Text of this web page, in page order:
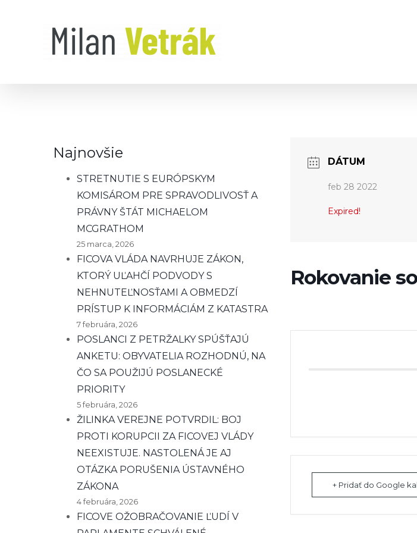
Najnovšie
STRETNUTIE S EURÓPSKYM
KOMISÁROM PRE SPRAVODLIVOSŤ A
PRÁVNY ŠTÁT MICHAELOM
MCGRATHOM
25 marca, 2026
FICOVA VLÁDA NAVRHUJE ZÁKON,
KTORÝ UĽAHČÍ PODVODY S
NEHNUTEĽNOSŤAMI A OBMEDZÍ
PRÍSTUP K INFORMÁCIÁM Z KATASTRA
7 februára, 2026
POSLANCI Z PETRŽALKY SPÚŠŤAJÚ
ANKETU: OBYVATELIA ROZHODNÚ, NA
ČO SA POUŽIJÚ POSLANECKÉ
PRIORITY
5 februára, 2026
ŽILINKA VEREJNE POTVRDIL: BOJ
PROTI KORUPCII ZA FICOVEJ VLÁDY
NEEXISTUJE. NASTOLENÁ JE AJ
OTÁZKA PORUŠENIA ÚSTAVNÉHO
ZÁKONA
4 februára, 2026
FICOVE OŽOBRAČOVANIE ĽUDÍ V
DÁTUM
feb 28 2022
Expired!
Rokovanie
+ Pridať do Google